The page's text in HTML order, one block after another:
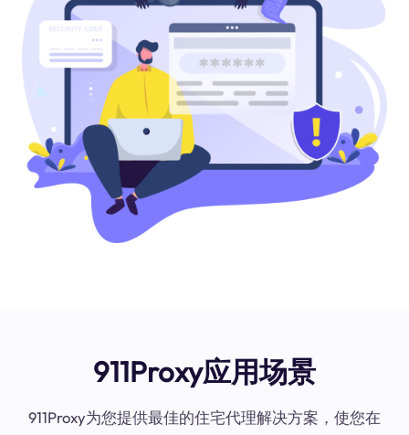
911Proxy应用场景
911Proxy为您提供最佳的住宅代理解决方案，使您在